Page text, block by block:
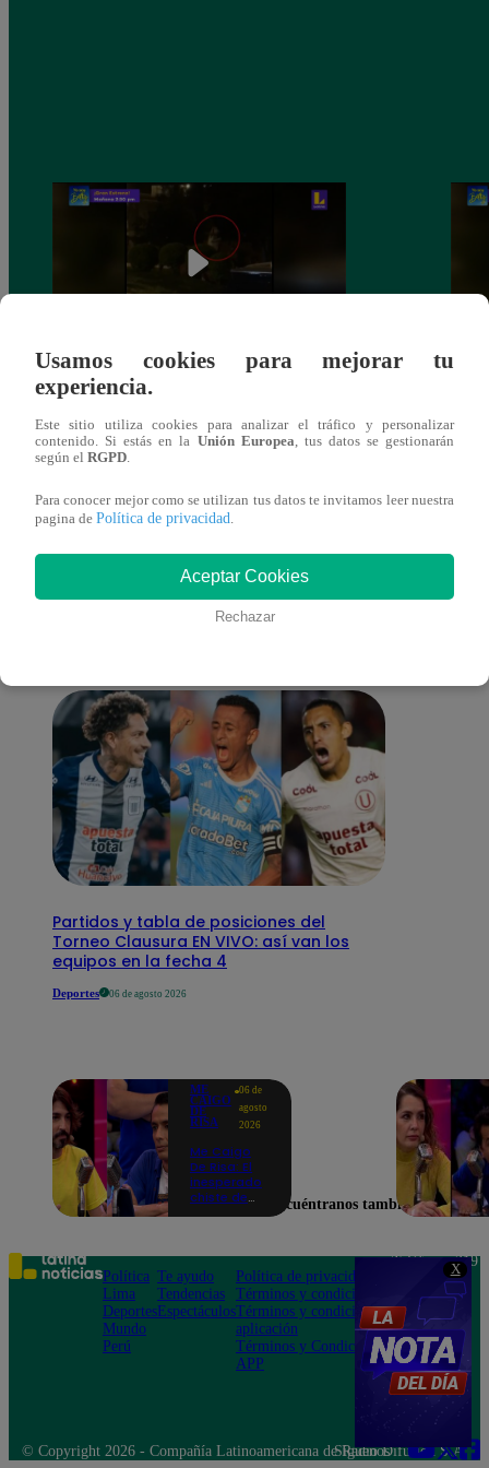
X
Sofía Franco ocasiona triple choque en
También te puede
interesar
Partidos y tabla de posiciones del
Torneo Clausura EN VIVO: así van los
equipos en la fecha 4
Deportes 06 de agosto 2026
ME
CAIGO
DE
RISA
06 de
agosto
2026
Me Caigo
De Risa: El
inesperado
chiste de
hizo
explotar a
todo el set
Usamos cookies para mejorar tu
experiencia.
Este sitio utiliza cookies para analizar el tráfico y personalizar
contenido. Si estás en la Unión Europea, tus datos se gestionarán
según el RGPD.
Para conocer mejor como se utilizan tus datos te invitamos leer nuestra
pagina de Política de privacidad.
Aceptar Cookies
Rechazar
Encuéntranos también en
Política
Lima
Deportes
Mundo
Perú
Te ayudo
Tendencias
Espectáculos
Política de privacidad
Términos y condiciones
Términos y condiciones
aplicación
Términos y Condiciones
APP
Teléfono: 219
Av. San
Felipe 968
Jesús María
© Copyright 2026 - Compañía Latinoamericana de Radio Difusión S.A.
Síguenos